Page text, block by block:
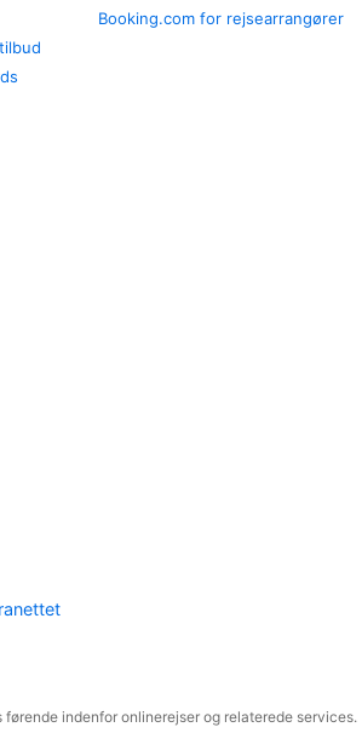
Booking.com for rejsearrangører
indenfor onlinerejser og relaterede services.